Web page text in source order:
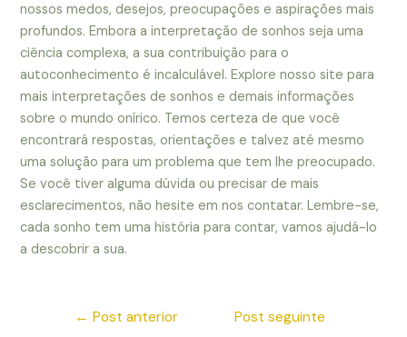
nossos medos, desejos, preocupações e aspirações mais
profundos. Embora a interpretação de sonhos seja uma
ciência complexa, a sua contribuição para o
autoconhecimento é incalculável. Explore nosso site para
mais interpretações de sonhos e demais informações
sobre o mundo onírico. Temos certeza de que você
encontrará respostas, orientações e talvez até mesmo
uma solução para um problema que tem lhe preocupado.
Se você tiver alguma dúvida ou precisar de mais
esclarecimentos, não hesite em nos contatar. Lembre-se,
cada sonho tem uma história para contar, vamos ajudá-lo
a descobrir a sua.
← Post anterior
Post seguinte